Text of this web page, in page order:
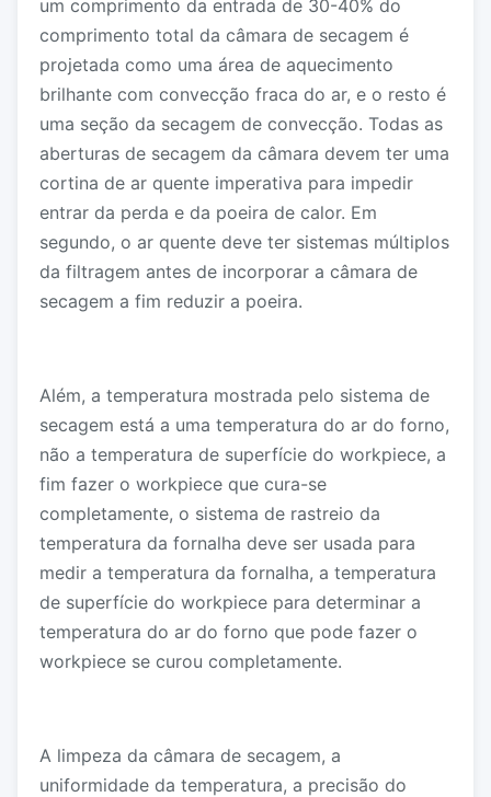
um comprimento da entrada de 30-40% do
comprimento total da câmara de secagem é
projetada como uma área de aquecimento
brilhante com convecção fraca do ar, e o resto é
uma seção da secagem de convecção. Todas as
aberturas de secagem da câmara devem ter uma
cortina de ar quente imperativa para impedir
entrar da perda e da poeira de calor. Em
segundo, o ar quente deve ter sistemas múltiplos
da filtragem antes de incorporar a câmara de
secagem a fim reduzir a poeira.
Além, a temperatura mostrada pelo sistema de
secagem está a uma temperatura do ar do forno,
não a temperatura de superfície do workpiece, a
fim fazer o workpiece que cura-se
completamente, o sistema de rastreio da
temperatura da fornalha deve ser usada para
medir a temperatura da fornalha, a temperatura
de superfície do workpiece para determinar a
temperatura do ar do forno que pode fazer o
workpiece se curou completamente.
A limpeza da câmara de secagem, a
uniformidade da temperatura, a precisão do